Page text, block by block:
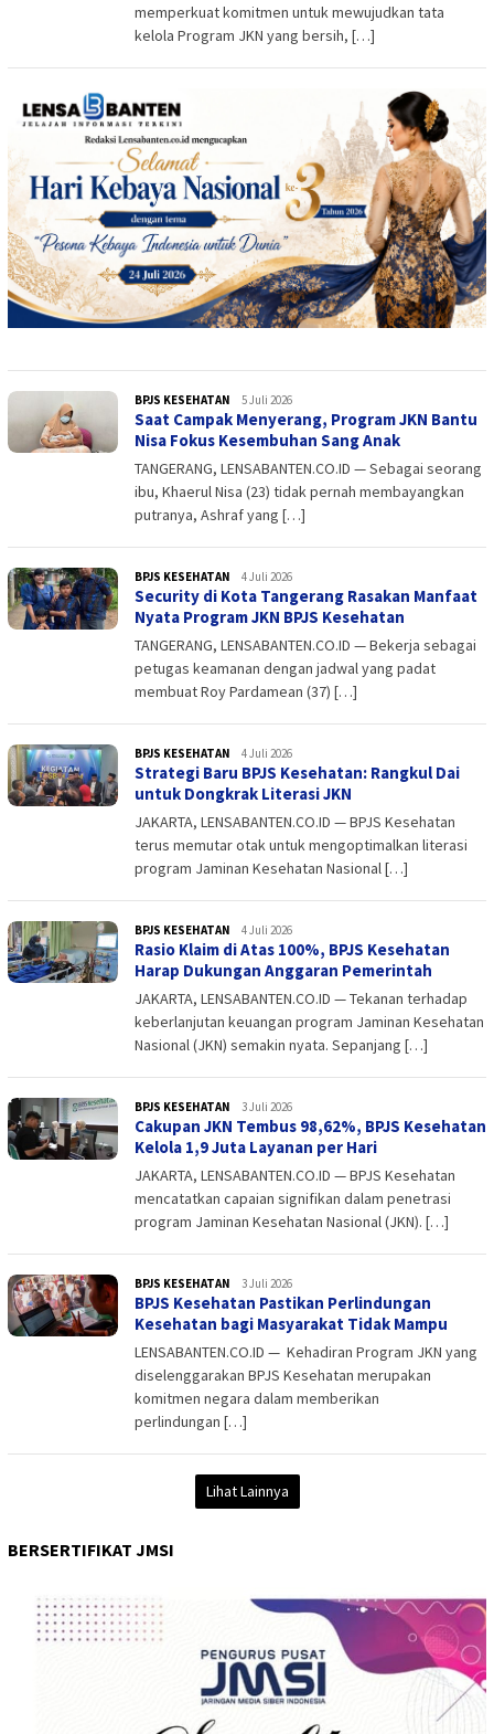
memperkuat komitmen untuk mewujudkan tata
kelola Program JKN yang bersih, […]
BPJS KESEHATAN admin
5 Juli 2026
Saat Campak Menyerang, Program JKN Bantu
Nisa Fokus Kesembuhan Sang Anak
TANGERANG, LENSABANTEN.CO.ID — Sebagai seorang
ibu, Khaerul Nisa (23) tidak pernah membayangkan
putranya, Ashraf yang […]
BPJS KESEHATAN admin
4 Juli 2026
Security di Kota Tangerang Rasakan Manfaat
Nyata Program JKN BPJS Kesehatan
TANGERANG, LENSABANTEN.CO.ID — Bekerja sebagai
petugas keamanan dengan jadwal yang padat
membuat Roy Pardamean (37) […]
BPJS KESEHATAN admin
4 Juli 2026
Strategi Baru BPJS Kesehatan: Rangkul Dai
untuk Dongkrak Literasi JKN
JAKARTA, LENSABANTEN.CO.ID — BPJS Kesehatan
terus memutar otak untuk mengoptimalkan literasi
program Jaminan Kesehatan Nasional […]
BPJS KESEHATAN admin
4 Juli 2026
Rasio Klaim di Atas 100%, BPJS Kesehatan
Harap Dukungan Anggaran Pemerintah
JAKARTA, LENSABANTEN.CO.ID — Tekanan terhadap
keberlanjutan keuangan program Jaminan Kesehatan
Nasional (JKN) semakin nyata. Sepanjang […]
BPJS KESEHATAN admin
3 Juli 2026
Cakupan JKN Tembus 98,62%, BPJS Kesehatan
Kelola 1,9 Juta Layanan per Hari
JAKARTA, LENSABANTEN.CO.ID — BPJS Kesehatan
mencatatkan capaian signifikan dalam penetrasi
program Jaminan Kesehatan Nasional (JKN). […]
BPJS KESEHATAN admin
3 Juli 2026
BPJS Kesehatan Pastikan Perlindungan
Kesehatan bagi Masyarakat Tidak Mampu
LENSABANTEN.CO.ID — Kehadiran Program JKN yang
diselenggarakan BPJS Kesehatan merupakan
komitmen negara dalam memberikan
perlindungan […]
Lihat Lainnya
BERSERTIFIKAT JMSI